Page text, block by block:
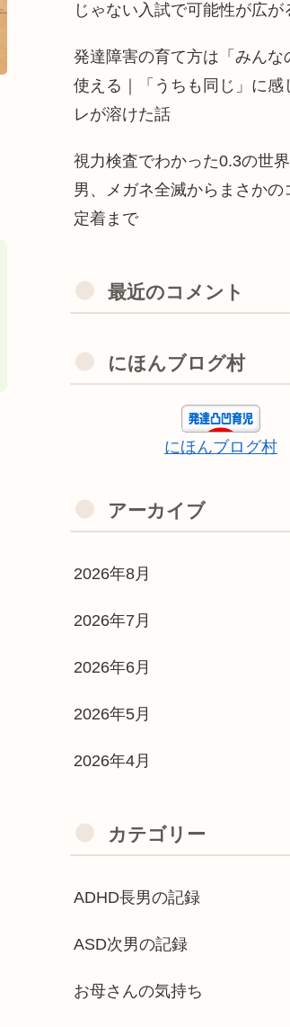
じゃない入試で可能性が広が
発達障害の育て方は「みんな
使える｜「うちも同じ」に感
レが溶けた話
視力検査でわかった0.3の世
男、メガネ全滅からまさかの
定着まで
最近のコメント
にほんブログ村
にほんブログ村
アーカイブ
2026年8月
2026年7月
2026年6月
2026年5月
2026年4月
カテゴリー
ADHD長男の記録
ASD次男の記録
お母さんの気持ち